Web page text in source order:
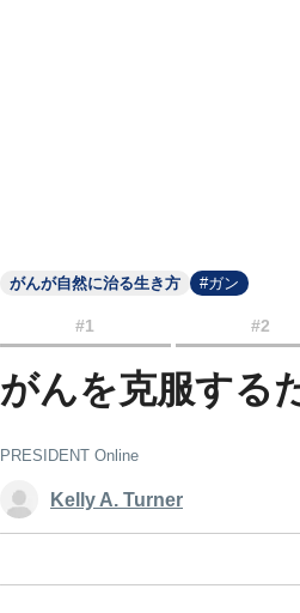
がんが自然に治る生き方 #ガン
#1 #2
がんを克服する
PRESIDENT Online
Kelly A. Turner